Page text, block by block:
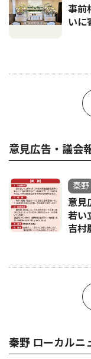
事前
いに
意見広告・議会
秦野
意見
若い
吉村
秦野 ローカルニ